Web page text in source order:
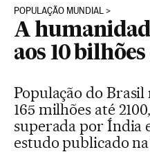
POPULAÇÃO MUNDIAL
A
aos 10 bilhões
População do
165 milhões até
superada por Índia
estudo publicado na